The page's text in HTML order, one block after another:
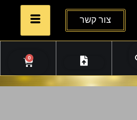
צור קשר
0